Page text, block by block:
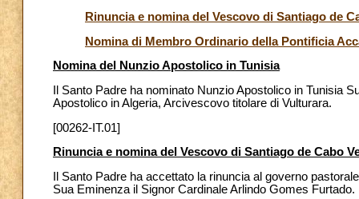
Rinuncia e nomina del Vescovo di Santiago de
Nomina di Membro Ordinario della Pontificia
Nomina del Nunzio Apostolico in Tunisia
Il Santo Padre ha nominato Nunzio Apostolico in Tunisia
Apostolico in Algeria, Arcivescovo titolare di Vulturara.
[00262-IT.01]
Rinuncia e nomina del Vescovo di Santiago de Cabo
Il Santo Padre ha accettato la rinuncia al governo
Sua Eminenza il Signor Cardinale Arlindo Gomes Furtado.